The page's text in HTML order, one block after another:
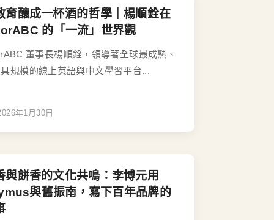
育釀成一杯酒的哲學｜楊順銓在
的「一流」世界觀
董事長楊順銓，領導著全球最成熟、
規模的線上英語與中文學習平台...
年1月30日
與餅香的文化共鳴：李博元用
與舊振南，寫下百年品牌的